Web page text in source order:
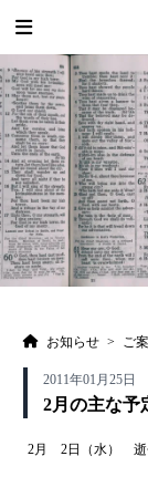
お知らせ > ご
2011年01月25日
2月の主な予
2月 2日（水）
被献日礼拝（